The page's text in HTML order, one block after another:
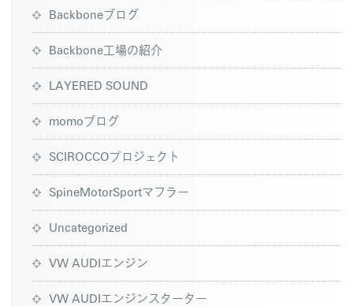
Backboneブログ
Backbone工場の紹介
LAYERED SOUND
momoブログ
SCIROCCOプロジェクト
SpineMotorSportマフラー
Uncategorized
VW AUDIエンジン
VW AUDIエンジンスターター